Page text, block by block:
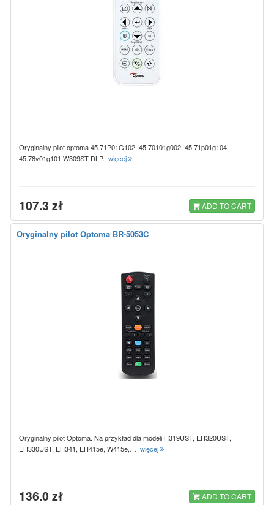
Oryginalny pilot optoma 45.71P01G102, 45.70101g002, 45.71p01g104,
45.78v01g101 W309ST DLP. więcej
107.3 zł ADD TO CART
Oryginalny pilot Optoma BR-5053C
Oryginalny pilot Optoma. Na przykład dla modeli H319UST, EH320UST,
EH330UST, EH341, EH415e, W415e,… więcej
136.0 zł ADD TO CART